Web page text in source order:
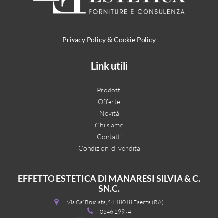
Privacy Policy& Cookie Policy
Link utili
Prodotti
Offerte
Novità
Chi siamo
Contatti
Condizioni di vendita
EFFETTO ESTETICA DI MANARESI SILVIA & C.
SN.C.
Via Ca’ Bruciata, 24 48018 Faenza (RA)
0546 29974